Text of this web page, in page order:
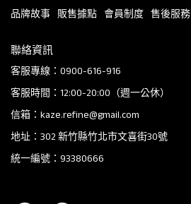
品牌故事 販售據點 會員制度 售後服務
聯絡資訊
客服專線：0900-616-916
客服時間：12:00-20:00（週一公休）
信箱：kaze.refine@gmail.com
地址：302 新竹縣竹北市文喜街30號
統一編號：93380666